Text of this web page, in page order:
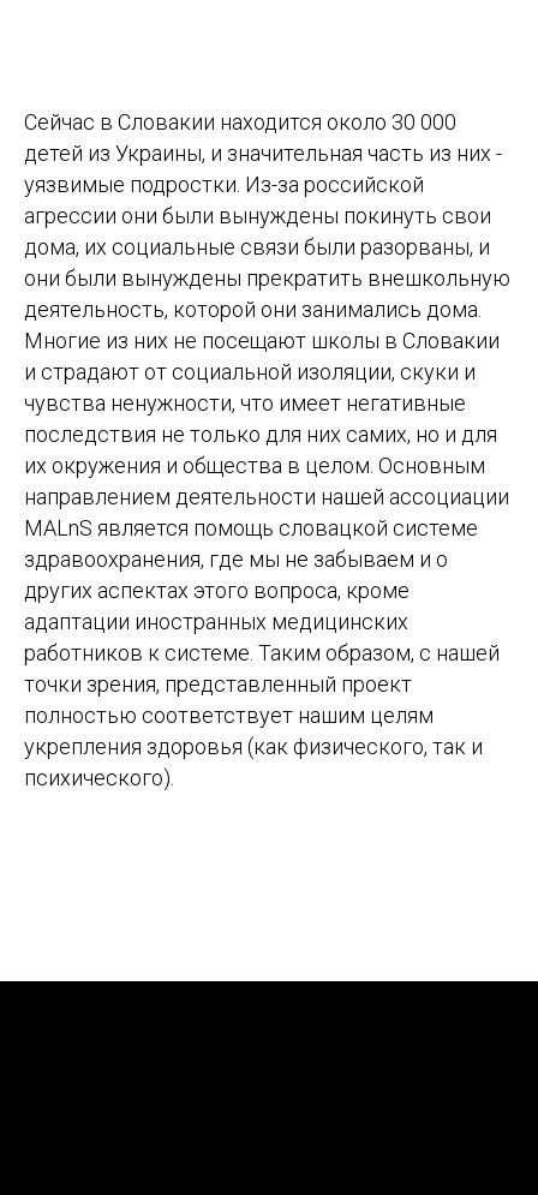
Сейчас в Словакии находится около 30 000
детей из Украины, и значительная часть из них -
уязвимые подростки. Из-за российской
агрессии они были вынуждены покинуть свои
дома, их социальные связи были разорваны, и
они были вынуждены прекратить внешкольную
деятельность, которой они занимались дома.
Многие из них не посещают школы в Словакии
и страдают от социальной изоляции, скуки и
чувства ненужности, что имеет негативные
последствия не только для них самих, но и для
их окружения и общества в целом. Основным
направлением деятельности нашей ассоциации
MALnS является помощь словацкой системе
здравоохранения, где мы не забываем и о
других аспектах этого вопроса, кроме
адаптации иностранных медицинских
работников к системе. Таким образом, с нашей
точки зрения, представленный проект
полностью соответствует нашим целям
укрепления здоровья (как физического, так и
психического).